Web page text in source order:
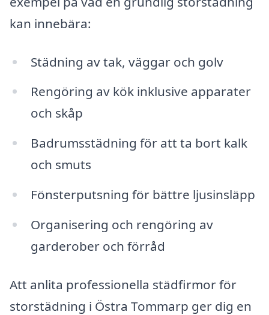
kan innebära:
Städning av tak, väggar och golv
Rengöring av kök inklusive apparater
och skåp
Badrumsstädning för att ta bort kalk
och smuts
Fönsterputsning för bättre ljusinsläpp
Organisering och rengöring av
garderober och förråd
Att anlita professionella städfirmor för
storstädning i Östra Tommarp ger dig en